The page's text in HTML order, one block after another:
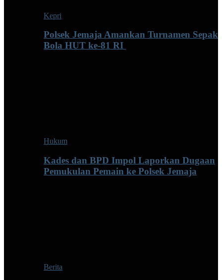
Kepri
Polsek Jemaja Amankan Turnamen Sepak
Bola HUT ke-81 RI ‎
Hukum
Kades dan BPD Impol Laporkan Dugaan
Pemukulan Pemain ke Polsek Jemaja
Berita